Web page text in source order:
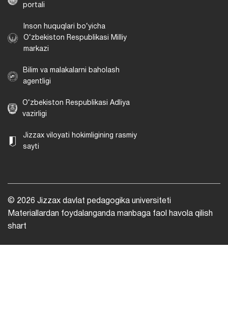
portali
Inson huquqlari bo‘yicha
O‘zbekiston Respublikasi Milliy
markazi
Bilim va malakalarni baholash
agentligi
O‘zbekiston Respublikasi Adliya
vazirligi
Jizzax viloyati hokimligining rasmiy
sayti
© 2026 Jizzax davlat pedagogika universiteti
Materiallardan foydalanganda manbaga faol havola qilish
shart